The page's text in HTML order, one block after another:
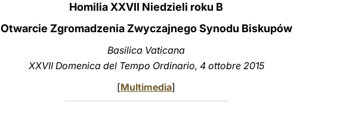
Homilia XXVII Niedzieli roku B
Otwarcie Zgromadzenia Zwyczajnego Synodu Biskupów
Basilica Vaticana
XXVII Domenica del Tempo Ordinario, 4 ottobre 2015
[Multimedia]